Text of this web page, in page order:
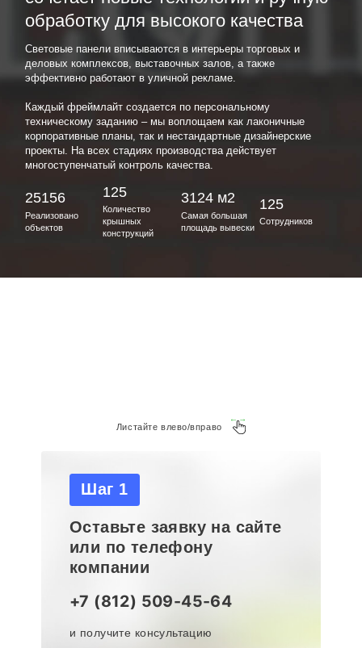
обработку для высокого качества
Световые панели вписываются в интерьеры торговых и
деловых комплексов, выставочных залов, а также
эффективно работают в уличной рекламе.
Каждый фреймлайт создается по персональному
техническому заданию – мы воплощаем как лаконичные
корпоративные планы, так и нестандартные дизайнерские
проекты. На всех стадиях производства действует
многоступенчатый контроль качества.
25156
Реализовано
объектов
125
Количество
крышных
конструкций
3124 м2
Самая большая
площадь вывески
125
Сотрудников
Листайте влево/вправо
Шаг 1
Оставьте заявку на сайте
или по телефону
компании
+7 (812) 509-45-64
и получите консультацию